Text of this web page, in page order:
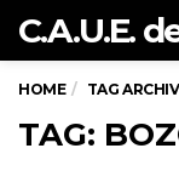
C.A.U.E.
HOME TAG
TAG: